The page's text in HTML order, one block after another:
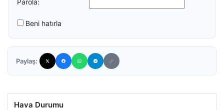
Beni hatırla
Paylaş:
Hava Durumu